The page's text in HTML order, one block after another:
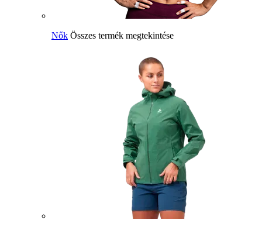
Nők Összes termék megtekintése